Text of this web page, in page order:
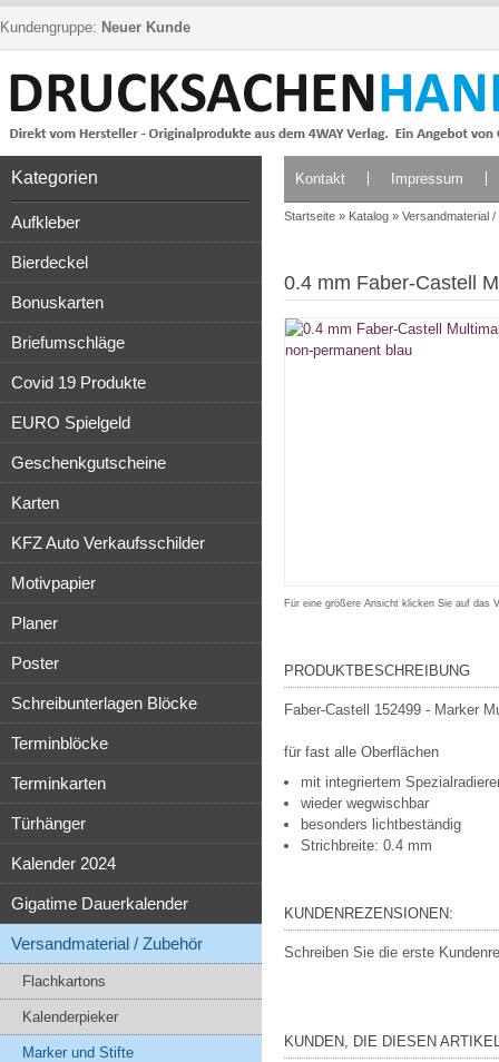
Kundengruppe: Neuer Kunde
Kategorien
Aufkleber
Bierdeckel
Bonuskarten
Briefumschläge
Covid 19 Produkte
EURO Spielgeld
Geschenkgutscheine
Karten
KFZ Auto Verkaufsschilder
Motivpapier
Planer
Poster
Schreibunterlagen Blöcke
Terminblöcke
Terminkarten
Türhänger
Kalender 2024
Gigatime Dauerkalender
Versandmaterial / Zubehör
Flachkartons
Kalenderpieker
Marker und Stifte
Kontakt Impressum
Startseite » Katalog » Versandmaterial
0.4 mm Faber-Castell
Für eine größere Ansicht klicken Sie auf das
PRODUKTBESCHREIBUNG
Faber-Castell 152499 - Marker
für fast alle Oberflächen
mit integriertem
wieder wegwischbar
besonders lichtbeständig
Strichbreite: 0.4 mm
KUNDENREZENSIONEN:
Schreiben Sie die erste
KUNDEN, DIE DIESEN